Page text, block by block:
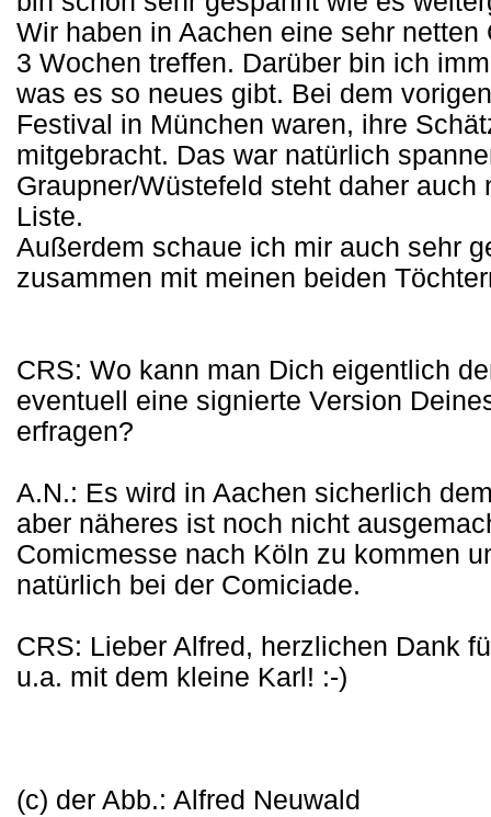
Wir haben in Aachen eine sehr
3 Wochen treffen. Darüber bin ich
was es so neues gibt. Bei dem
Festival in München waren, ihre
mitgebracht. Das war natürlich
Graupner/Wüstefeld steht daher
Liste.
Außerdem schaue ich mir auch sehr
zusammen mit meinen beiden
CRS: Wo kann man Dich eigentlich
eventuell eine signierte Version
erfragen?
A.N.: Es wird in Aachen sicherlich
aber näheres ist noch nicht
Comicmesse nach Köln zu kommen
natürlich bei der Comiciade.
CRS: Lieber Alfred, herzlichen Dank
u.a. mit dem kleine Karl! :-)
(c) der Abb.: Alfred Neuwald